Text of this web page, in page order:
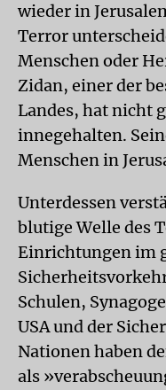
wieder in
Terror
Menschen oder
Zidan, einer der
Landes, hat nicht
innegehalten.
Menschen in
Unterdessen
blutige Welle des
Einrichtungen im
Schulen,
USA und der
Nationen haben
als